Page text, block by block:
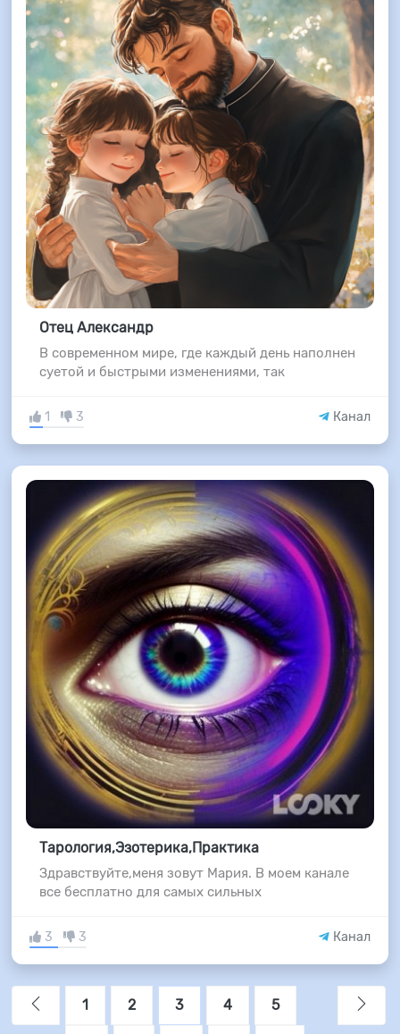
Отец Александр
В современном мире, где каждый день наполнен
суетой и быстрыми изменениями, так
1 3 Канал
Тарология,Эзотерика,Практика
Здравствуйте,меня зовут Мария. В моем канале
все бесплатно для самых сильных
3 3 Канал
1 2 3 4 5